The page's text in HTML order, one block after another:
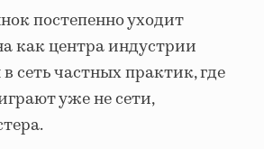
постепенно уходит
как центра индустрии
сеть частных практик, где
уже не сети,